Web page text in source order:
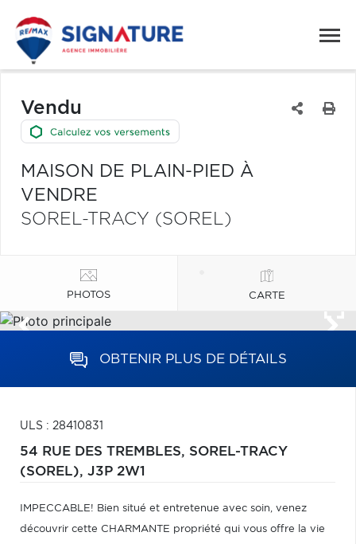
Vendu
MAISON DE PLAIN-PIED À
VENDRE
SOREL-TRACY (SOREL)
PHOTOS CARTE
OBTENIR PLUS DE DÉTAILS
ULS : 28410831
54 RUE DES TREMBLES, SOREL-TRACY
(SOREL), J3P 2W1
IMPECCABLE! Bien situé et entretenue avec soin, venez
découvrir cette CHARMANTE propriété qui vous offre la vie